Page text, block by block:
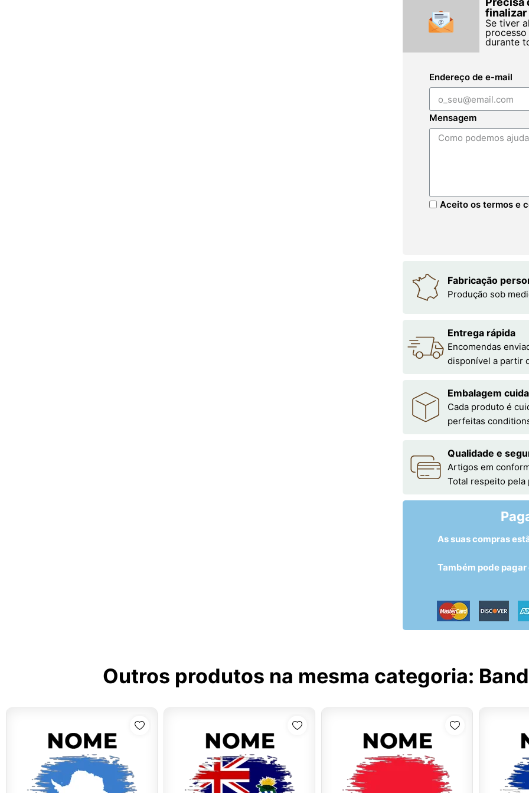
finalizar
Se tiver
durante
Endereço de e-mail
Mensagem
Aceito os termos e
Fabricação
Produção sob
Entrega rápida
Encomendas
disponível a partir
Embalagem
Cada produto é
perfeitas
Qualidade e
Artigos em
Total respeito pela
As suas compras
Também pode
Outros produtos na mesma categoria: